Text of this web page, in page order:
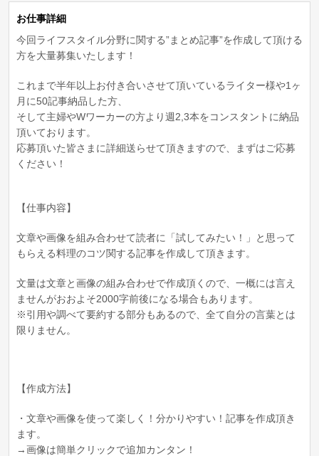
お仕事詳細
今回ライフスタイル分野に関する”まとめ記事”を作成して頂ける
方を大量募集いたします！
これまで半年以上お付き合いさせて頂いているライター様や1ヶ
月に50記事納品した方、
そして主婦やWワーカーの方より週2,3本をコンスタントに納品
頂いております。
応募頂いた皆さまに詳細送らせて頂きますので、まずはご応募
ください！
【仕事内容】
文章や画像を組み合わせて読者に「試してみたい！」と思って
もらえる料理のコツ関する記事を作成して頂きます。
文量は文章と画像の組み合わせで作成頂くので、一概には言え
ませんがおおよそ2000字前後になる場合もあります。
※引用や調べて要約する部分もあるので、全て自分の言葉とは
限りません。
【作成方法】
・文章や画像を使って楽しく！分かりやすい！記事を作成頂き
ます。
→画像は簡単クリックで追加カンタン！